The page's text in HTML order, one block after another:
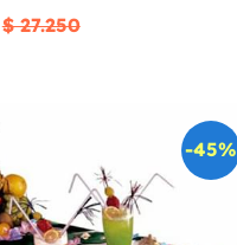
$ 27.250
-45%